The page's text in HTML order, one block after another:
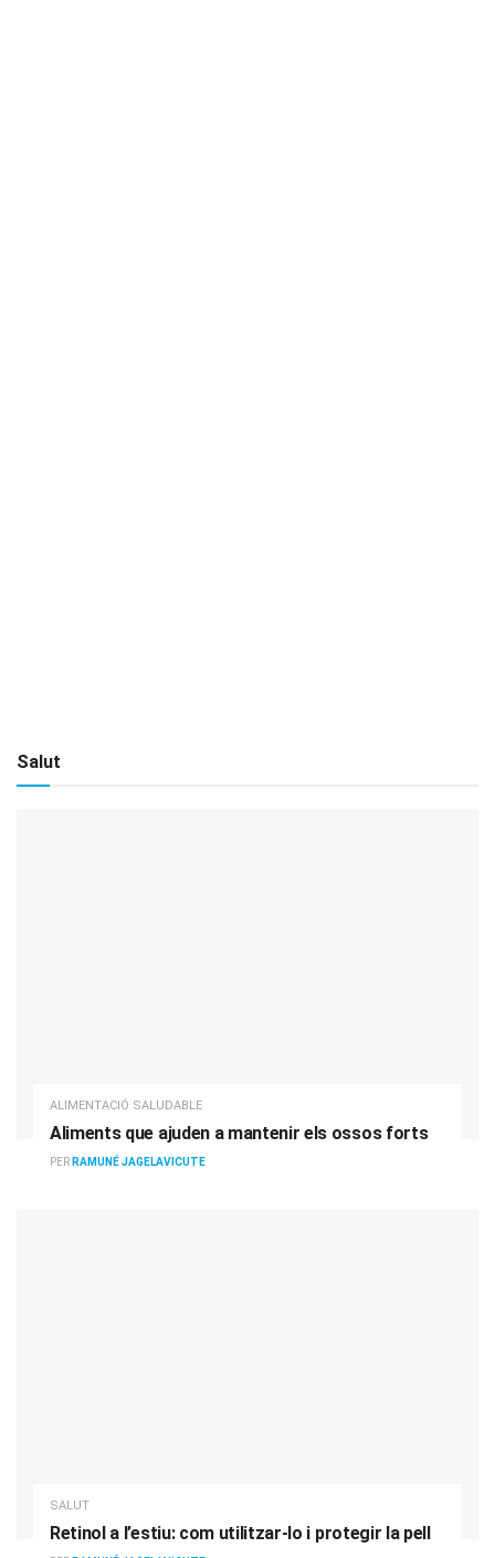
Salut
ALIMENTACIÓ SALUDABLE
Aliments que ajuden a mantenir els ossos forts
PER RAMUNÉ JAGELAVICUTE
SALUT
Retinol a l’estiu: com utilitzar-lo i protegir la pell